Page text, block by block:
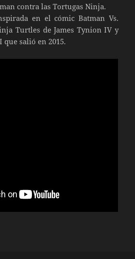
contra las Tortugas Ninja.
en el cómic Batman Vs.
Turtles de James Tynion IV y
salió en 2015.
Vs. Teenage Mutant Ninja Turtles